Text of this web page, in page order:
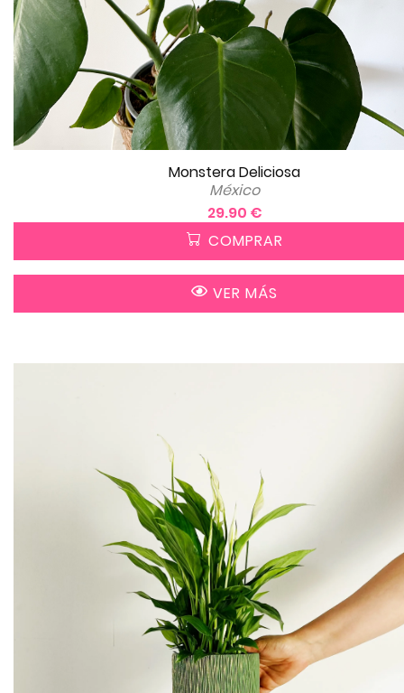
Monstera Deliciosa
México
29.90 €
COMPRAR
VER MÁS